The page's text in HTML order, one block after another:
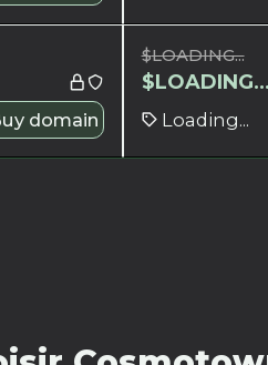
domain
$LOADING...
$LOADING...
Loading...